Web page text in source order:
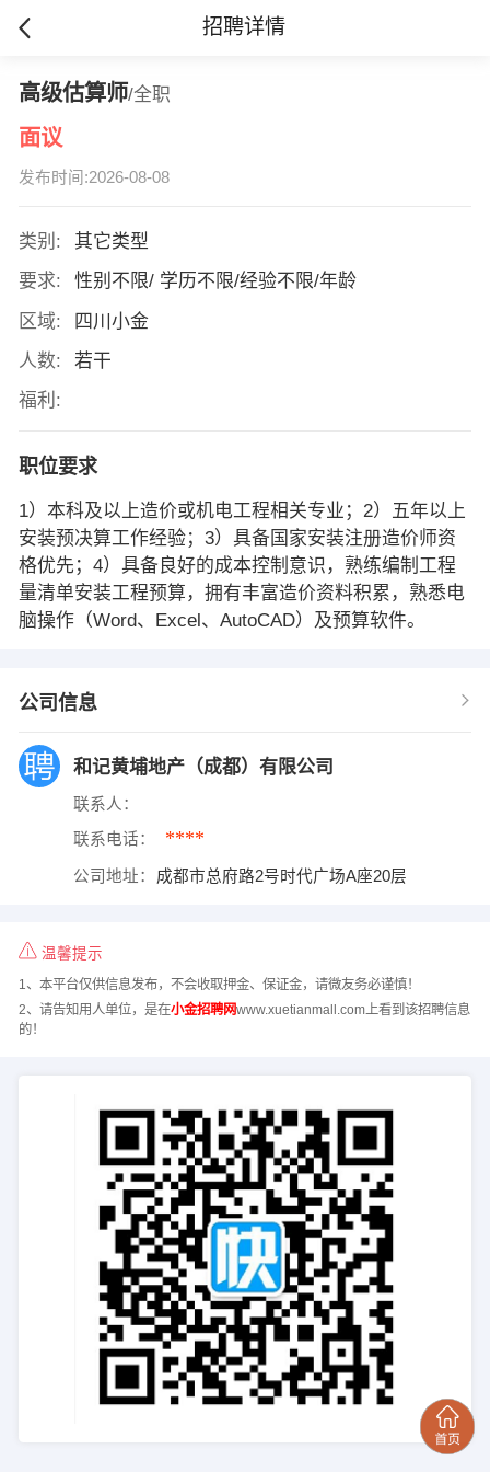
招聘详情
高级估算师/全职
面议
发布时间:2026-08-08
类别:
其它类型
要求:
性别不限/ 学历不限/经验不限/年龄
区域:
四川小金
人数:
若干
福利:
职位要求
1）本科及以上造价或机电工程相关专业；2）五年以上
安装预决算工作经验；3）具备国家安装注册造价师资
格优先；4）具备良好的成本控制意识，熟练编制工程
量清单安装工程预算，拥有丰富造价资料积累，熟悉电
脑操作（Word、Excel、AutoCAD）及预算软件。
公司信息
和记黄埔地产（成都）有限公司
联系人：
联系电话： ****
公司地址： 成都市总府路2号时代广场A座20层
温馨提示
1、本平台仅供信息发布，不会收取押金、保证金，请微友务必谨慎！
2、请告知用人单位，是在小金招聘网www.xuetianmall.com上看到该招聘信息
的！